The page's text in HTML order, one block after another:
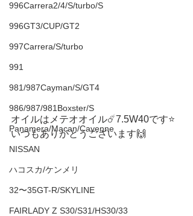
996Carrera2/4/S/turbo/S
996GT3/CUP/GT2
997Carrera/S/turbo
991
981/987Cayman/S/GT4
986/987/981Boxster/S
Panamera/Macan/Cayenne
NISSAN
ハコスカ/ケンメリ
32〜35GT-R/SKYLINE
FAIRLADY Z S30/S31/HS30/33
オイルはメテオオイル☄️7.5W40です⭐️
いつもありがとうございます🙌